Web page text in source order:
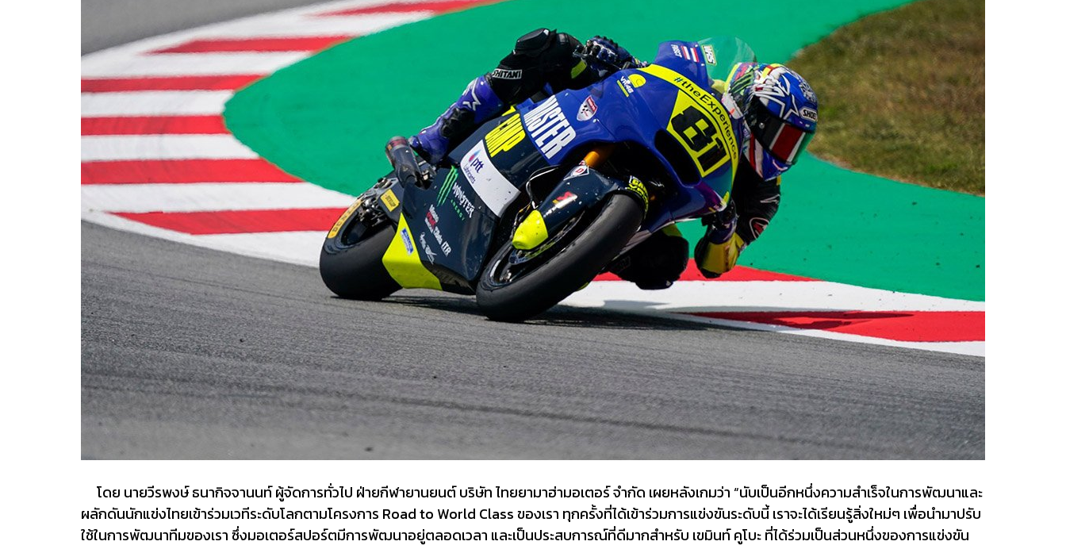
โดย นายวีรพงษ์ ธนากิจจานนท์ ผู้จัดการทั่วไป ฝ่ายกีฬายานยนต์ บริษัท ไทยยามาฮ่ามอเตอร์ จำกัด เผยหลังเกมว่า “นับเป็นอีกหนึ่งความสำเร็จในการพัฒนาและ
ผลักดันนักแข่งไทยเข้าร่วมเวทีระดับโลกตามโครงการ Road to World Class ของเรา ทุกครั้งที่ได้เข้าร่วมการแข่งขันระดับนี้ เราจะได้เรียนรู้สิ่งใหม่ๆ เพื่อนำมาปรับ
ใช้ในการพัฒนาทีมของเรา ซึ่งมอเตอร์สปอร์ตมีการพัฒนาอยู่ตลอดเวลา และเป็นประสบการณ์ที่ดีมากสำหรับ เขมินท์ คูโบะ ที่ได้ร่วมเป็นส่วนหนึ่งของการแข่งขัน